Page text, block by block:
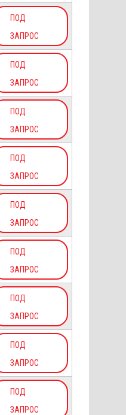
ПОД
ЗАПРОС
ПОД
ЗАПРОС
ПОД
ЗАПРОС
ПОД
ЗАПРОС
ПОД
ЗАПРОС
ПОД
ЗАПРОС
ПОД
ЗАПРОС
ПОД
ЗАПРОС
ПОД
ЗАПРОС